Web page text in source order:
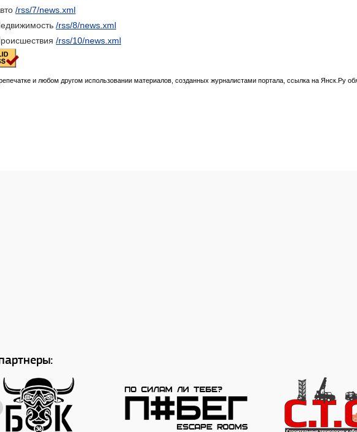
/rss/7/news.xml
/rss/8/news.xml
/rss/10/news.xml
и любом другом использовании материалов, созданных журналистами портала, ссылка на Янск.Ру